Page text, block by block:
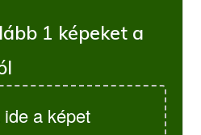
1 képeket a
a képet